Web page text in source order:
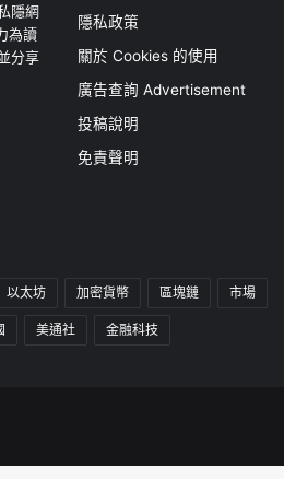
隱網
為讀
分享
隱私政策
關於 Cookies 的使用
廣告查詢 Advertisement
投稿說明
免責聲明
以太坊 加密貨幣 區塊鏈 市場
美通社 金融科技